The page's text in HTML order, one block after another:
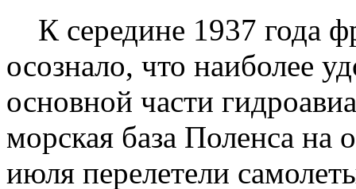
К середине 1937 года
осознало, что наиболее
основной части
морская база Поленса на
июля перелетели